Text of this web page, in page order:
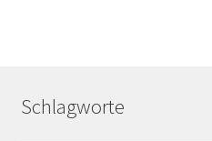
Schlagworte